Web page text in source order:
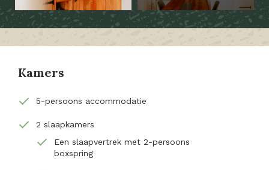
Kamers
5-persoons accommodatie
2 slaapkamers
Een slaapvertrek met 2-persoons
boxspring